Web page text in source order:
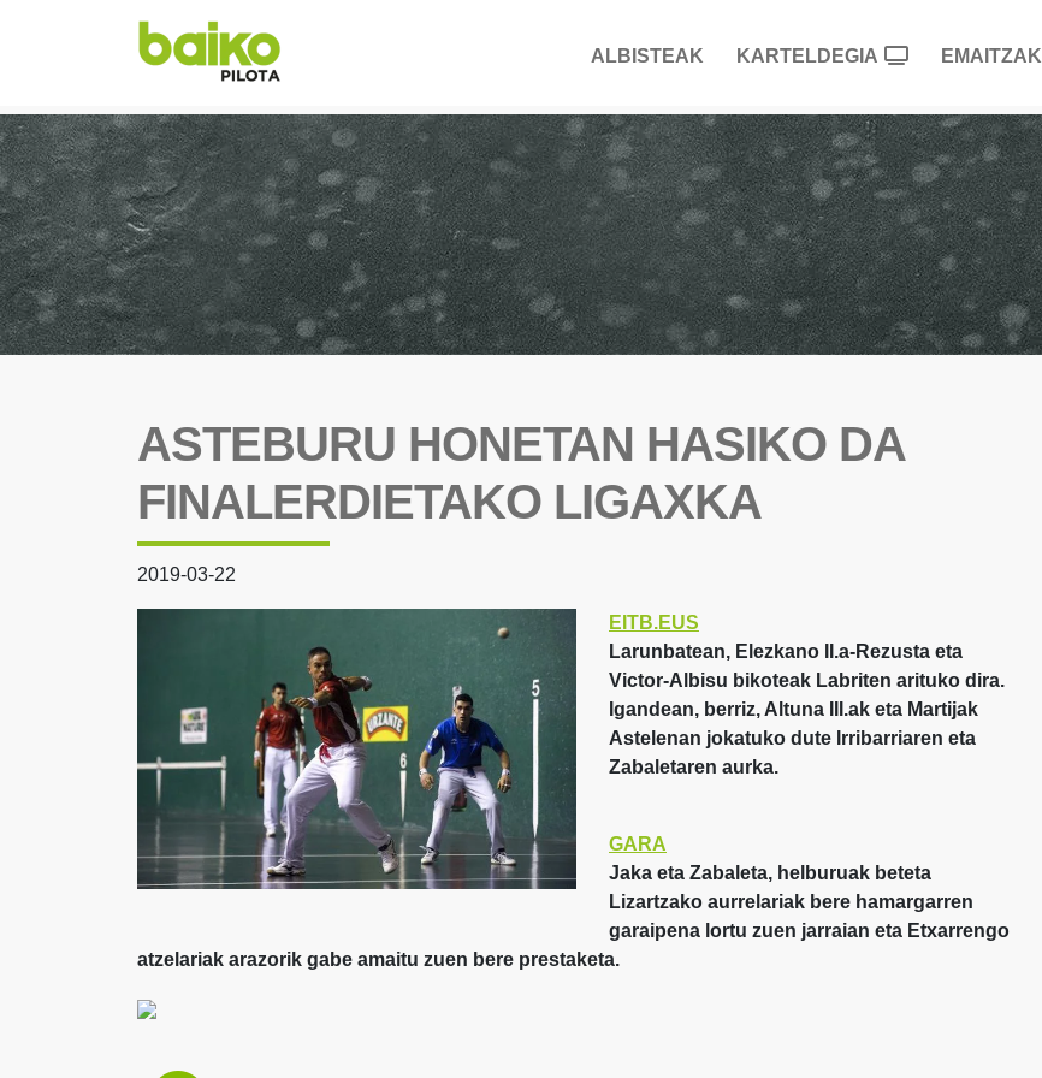
ALBISTEAK KARTELDEGIA EMAITZAK
ASTEBURU HONETAN HASIKO DA
FINALERDIETAKO LIGAXKA
2019-03-22
EITB.EUS
Larunbatean, Elezkano II.a-Rezusta eta
Victor-Albisu bikoteak Labriten arituko dira.
Igandean, berriz, Altuna III.ak eta Martijak
Astelenan jokatuko dute Irribarriaren eta
Zabaletaren aurka.
GARA
Jaka eta Zabaleta, helburuak beteta
Lizartzako aurrelariak bere hamargarren
garaipena lortu zuen jarraian eta Etxarrengo
atzelariak arazorik gabe amaitu zuen bere prestaketa.